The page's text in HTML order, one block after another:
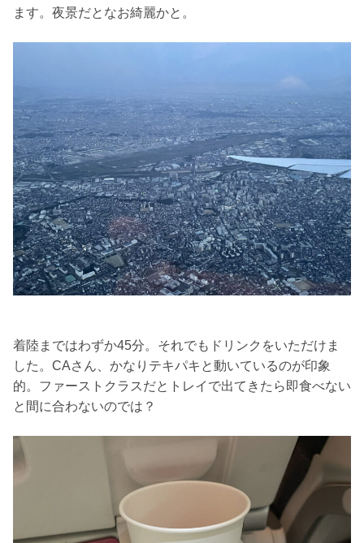
ます。夜景だとなお綺麗かと。
着陸まではわずか45分。それでもドリンクをいただけま
した。CAさん、かなりテキパキと動いているのが印象
的。ファーストクラスだとトレイで出てきたら即食べない
と間に合わないのでは？